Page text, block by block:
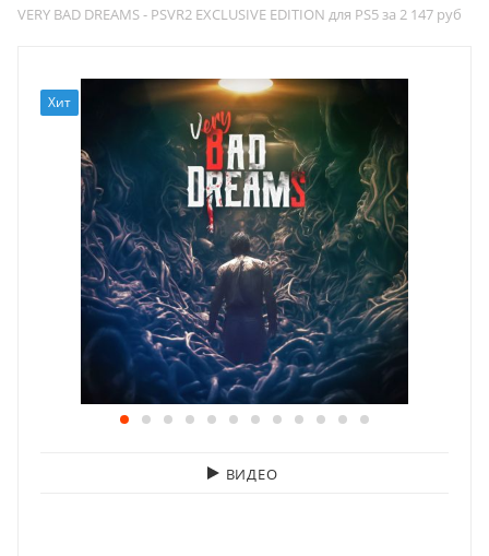
VERY BAD DREAMS - PSVR2 EXCLUSIVE EDITION для PS5 за 2 147 руб
Хит
ВИДЕО